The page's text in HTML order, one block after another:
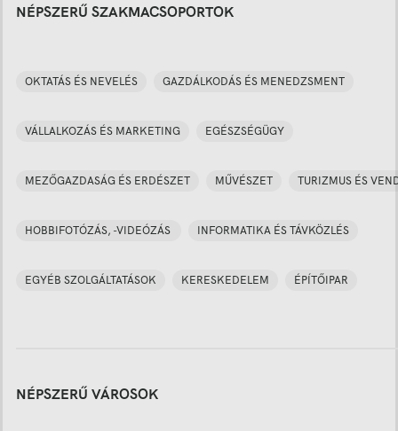
NÉPSZERŰ SZAKMACSOPORTOK
OKTATÁS ÉS NEVELÉS GAZDÁLKODÁS ÉS MENEDZSMENT
VÁLLALKOZÁS ÉS MARKETING EGÉSZSÉGÜGY
MEZŐGAZDASÁG ÉS ERDÉSZET MŰVÉSZET TURIZMUS ÉS
HOBBIFOTÓZÁS, -VIDEÓZÁS INFORMATIKA ÉS TÁVKÖZLÉS
EGYÉB SZOLGÁLTATÁSOK KERESKEDELEM ÉPÍTŐIPAR
NÉPSZERŰ VÁROSOK